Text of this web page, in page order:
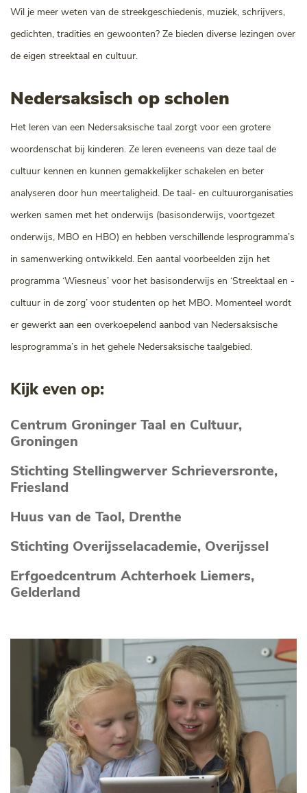
Wil je meer weten van de streekgeschiedenis, muziek, schrijvers,
gedichten, tradities en gewoonten? Ze bieden diverse lezingen over
de eigen streektaal en cultuur.
Nedersaksisch op scholen
Het leren van een Nedersaksische taal zorgt voor een grotere
woordenschat bij kinderen. Ze leren eveneens van deze taal de
cultuur kennen en kunnen gemakkelijker schakelen en beter
analyseren door hun meertaligheid. De taal- en cultuurorganisaties
werken samen met het onderwijs (basisonderwijs, voortgezet
onderwijs, MBO en HBO) en hebben verschillende lesprogramma’s
in samenwerking ontwikkeld. Een aantal voorbeelden zijn het
programma ‘Wiesneus’ voor het basisonderwijs en ‘Streektaal en -
cultuur in de zorg’ voor studenten op het MBO. Momenteel wordt
er gewerkt aan een overkoepelend aanbod van Nedersaksische
lesprogramma’s in het gehele Nedersaksische taalgebied.
Kijk even op:
Centrum Groninger Taal en Cultuur,
Groningen
Stichting Stellingwerver Schrieversronte,
Friesland
Huus van de Taol, Drenthe
Stichting Overijsselacademie, Overijssel
Erfgoedcentrum Achterhoek Liemers,
Gelderland